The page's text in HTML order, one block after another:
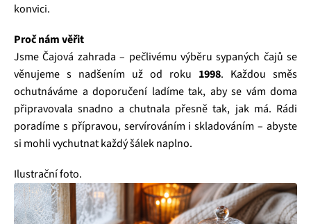
konvici.
Proč nám věřit
Jsme Čajová zahrada – pečlivému výběru sypaných čajů se
věnujeme s nadšením už od roku 1998. Každou směs
ochutnáváme a doporučení ladíme tak, aby se vám doma
připravovala snadno a chutnala přesně tak, jak má. Rádi
poradíme s přípravou, servírováním i skladováním – abyste
si mohli vychutnat každý šálek naplno.
Ilustrační foto.